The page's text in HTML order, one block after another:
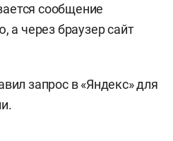
сообщение
а через браузер сайт
запрос в «Яндекс» для